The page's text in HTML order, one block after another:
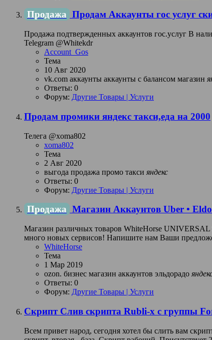
Продажа Продам Аккаунты гос услуг
Продажа подтвержденных аккаунтов гос.услуг В
Telegram @Whitekdr
Account_Gos
Тема
10 Авг 2020
vk.com аккаунты аккаунты с балансом магазин
Ответы: 0
Форум: Другие Товары | Услуги
Продам промики яндекс такси,еда на 2000
Телега @xoma802
xoma802
Тема
2 Авг 2020
выгода продажа промо такси яндекс
Ответы: 0
Форум: Другие Товары | Услуги
Продажа Магазин Аккаунтов Uber •
Магазин различных товаров WhiteHorse
много новых сервисов! Напишите нам Ваши
WhiteHorse
Тема
1 Мар 2019
ozon. бизнес магазин аккаунтов эльдорадо
Ответы: 0
Форум: Другие Товары | Услуги
Скрипт Cлив скрипта Rubli-x с группы
Всем привет народ, сегодня хотел бы слить вам